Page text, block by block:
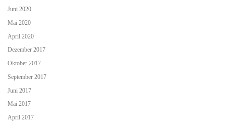
Juni 2020
Mai 2020
April 2020
Dezember 2017
Oktober 2017
September 2017
Juni 2017
Mai 2017
April 2017